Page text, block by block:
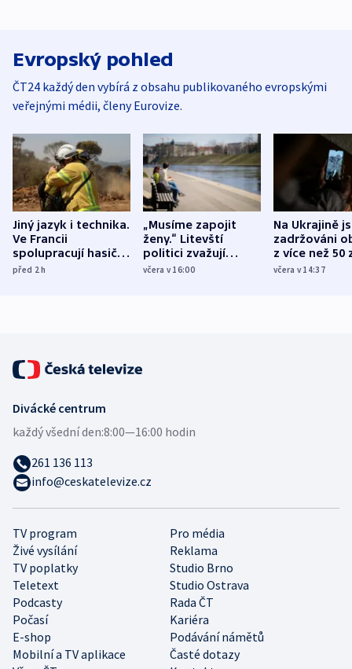
Evropský pohled
ČT24 každý den vybírá z obsahu publikovaného evropskými
veřejnými médii, členy Eurovize.
Jiný jazyk i technika.
Ve Francii
spolupracují hasiči z
různých zemí
před 2h
„Musíme zapojit
ženy.“ Litevští
politici zvažují
dohodu o
včera v 16:00
Na Ukrajině
zadržováni
z více než 50
Bojovali na
včera v 14:37
TV program
Pro média
Živé vysílání
Reklama
TV poplatky
Studio Brno
Teletext
Studio Ostrava
Podcasty
Rada ČT
Počasí
Kariéra
E-shop
Podávání námětů
Mobilní a TV aplikace
Časté dotazy
Divácké centrum
každý všední den:8:00—16:00 hodin
261 136 113
info@ceskatelevize.cz